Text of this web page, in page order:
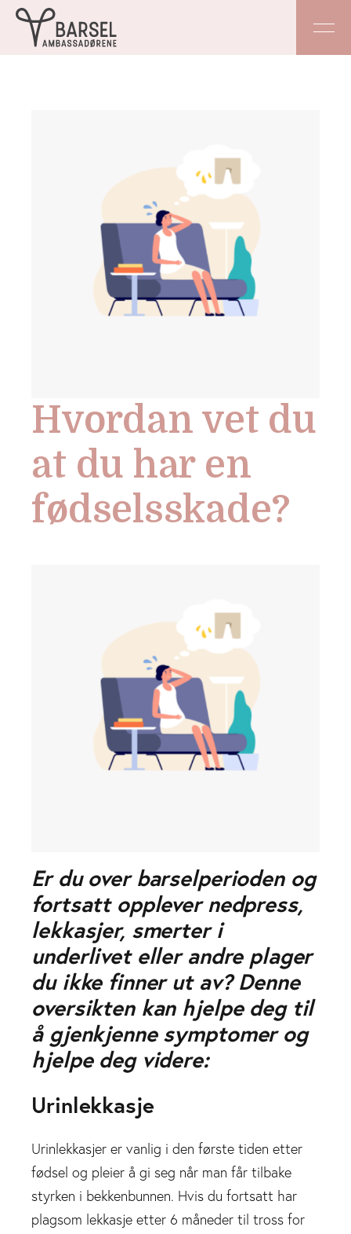
Hvordan vet du
at du har en
fødselsskade?
Er du over barselperioden og
fortsatt opplever nedpress,
lekkasjer, smerter i
underlivet eller andre plager
du ikke finner ut av? Denne
oversikten kan hjelpe deg til
å gjenkjenne symptomer og
hjelpe deg videre:
Urinlekkasje
Urinlekkasjer er vanlig i den første tiden etter
fødsel og pleier å gi seg når man får tilbake
styrken i bekkenbunnen. Hvis du fortsatt har
plagsom lekkasje etter 6 måneder til tross for